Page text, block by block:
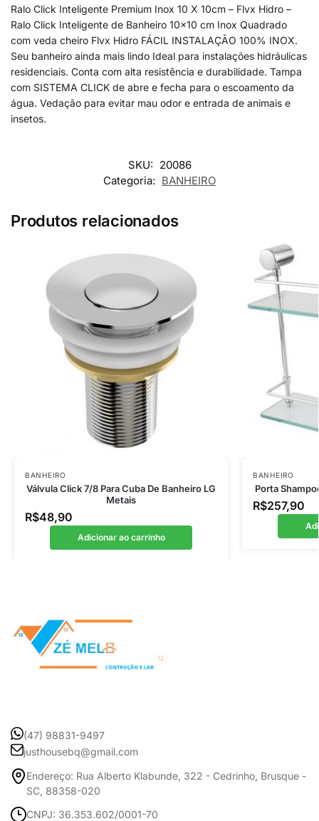
Ralo Click Inteligente Premium Inox 10 X 10cm – Flvx Hidro –
Ralo Click Inteligente de Banheiro 10×10 cm Inox Quadrado
com veda cheiro Flvx Hidro FÁCIL INSTALAÇÃO 100% INOX.
Seu banheiro ainda mais lindo Ideal para instalações hidráulicas
residenciais. Conta com alta resistência e durabilidade. Tampa
com SISTEMA CLICK de abre e fecha para o escoamento da
água. Vedação para evitar mau odor e entrada de animais e
insetos.
SKU: 20086
Categoria: BANHEIRO
Produtos relacionados
BANHEIRO
Válvula Click 7/8 Para Cuba De Banheiro LG
Metais
R$48,90
Adicionar ao carrinho
BANHEIRO
Porta
R$257,90
(47) 98831-9497
justhousebq@gmail.com
Endereço: Rua Alberto Klabunde, 322 - Cedrinho, Brusque -
SC, 88358-020
CNPJ: 36.353.602/0001-70